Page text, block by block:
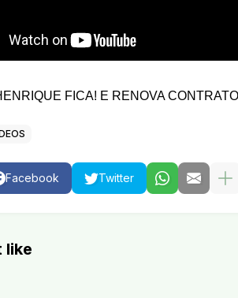
FICA! E RENOVA
Facebook Twitter
like